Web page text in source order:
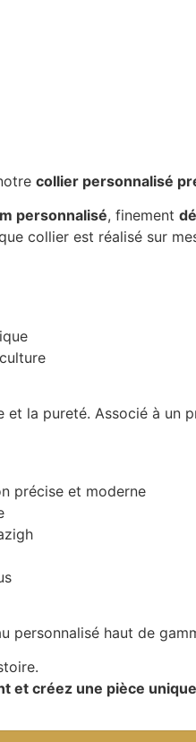
collier personnalisé
personnalisé, finement
collier est réalisé sur
et la pureté. Associé à
précise et moderne
personnalisé haut de
et créez une pièce